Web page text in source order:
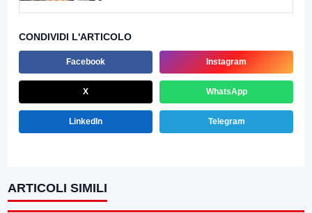
CONDIVIDI L'ARTICOLO
Facebook Instagram
X WhatsApp
LinkedIn Telegram
ARTICOLI SIMILI